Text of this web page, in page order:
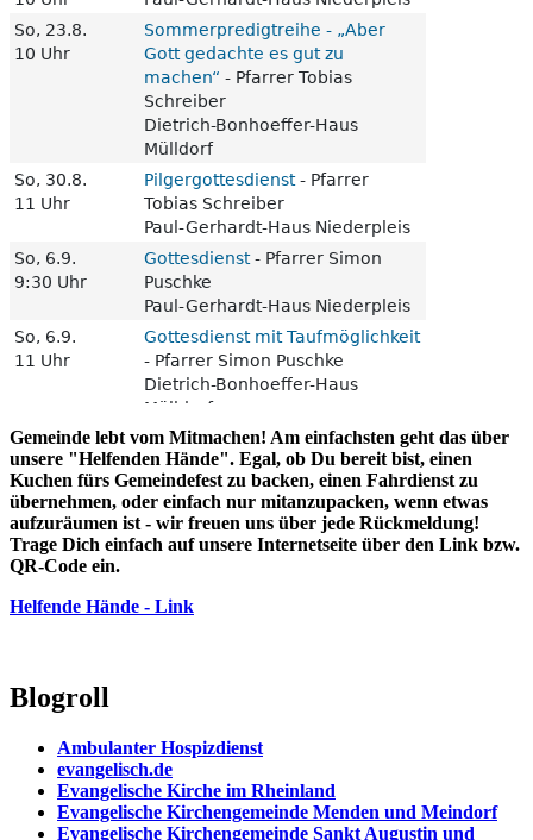
Gemeinde lebt vom Mitmachen! Am einfachsten geht das über
unsere "Helfenden Hände". Egal, ob Du bereit bist, einen
Kuchen fürs Gemeindefest zu backen, einen Fahrdienst zu
übernehmen, oder einfach nur mitanzupacken, wenn etwas
aufzuräumen ist - wir freuen uns über jede Rückmeldung!
Trage Dich einfach auf unsere Internetseite über den Link bzw.
QR-Code ein.
Helfende Hände - Link
Blogroll
Ambulanter Hospizdienst
evangelisch.de
Evangelische Kirche im Rheinland
Evangelische Kirchengemeinde Menden und Meindorf
Evangelische Kirchengemeinde Sankt Augustin und